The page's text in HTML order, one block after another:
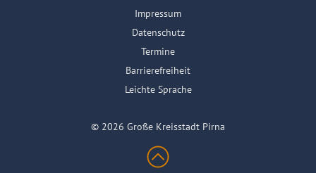
Impressum
Datenschutz
Termine
Barrierefreiheit
Leichte Sprache
© 2026 Große Kreisstadt Pirna